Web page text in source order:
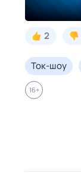
2
Ток-шоу
16+